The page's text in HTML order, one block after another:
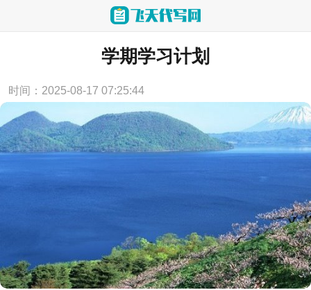
当前位置： 首页 > 实用范文
学期学习计划
时间：2025-08-17 07:25:44